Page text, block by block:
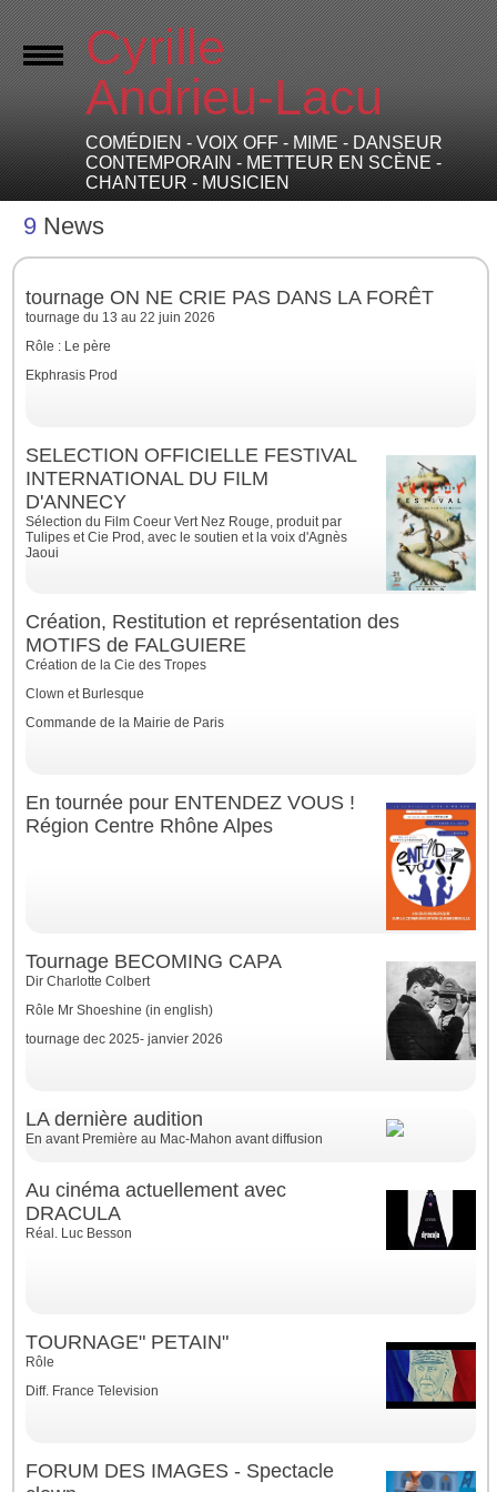
Cyrille
Andrieu-Lacu
COMÉDIEN - VOIX OFF - MIME - DANSEUR
CONTEMPORAIN - METTEUR EN SCÈNE -
CHANTEUR - MUSICIEN
9 News
tournage ON NE CRIE PAS DANS LA FORÊT
tournage du 13 au 22 juin 2026
Rôle : Le père
Ekphrasis Prod
SELECTION OFFICIELLE FESTIVAL
INTERNATIONAL DU FILM
D'ANNECY
Sélection du Film Coeur Vert Nez Rouge, produit par
Tulipes et Cie Prod, avec le soutien et la voix d'Agnès
Jaoui
Création, Restitution et représentation des
MOTIFS de FALGUIERE
Création de la Cie des Tropes
Clown et Burlesque
Commande de la Mairie de Paris
En tournée pour ENTENDEZ VOUS !
Région Centre Rhône Alpes
Tournage BECOMING CAPA
Dir Charlotte Colbert
Rôle Mr Shoeshine (in english)
tournage dec 2025- janvier 2026
LA dernière audition
En avant Première au Mac-Mahon avant diffusion
Au cinéma actuellement avec
DRACULA
Réal. Luc Besson
TOURNAGE" PETAIN"
Rôle
Diff. France Television
FORUM DES IMAGES - Spectacle